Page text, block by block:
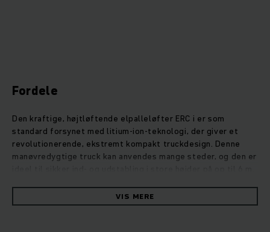
Fordele
Den kraftige, højtløftende elpalleløfter ERC i er som
standard forsynet med litium-ion-teknologi, der giver et
revolutionerende, ekstremt kompakt truckdesign. Denne
manøvredygtige truck kan anvendes mange steder, og den er
strækninger og er egnet til plukning. Med høje
kørehastigheder, en hurtig acceleration og en fantastisk
VIS MERE